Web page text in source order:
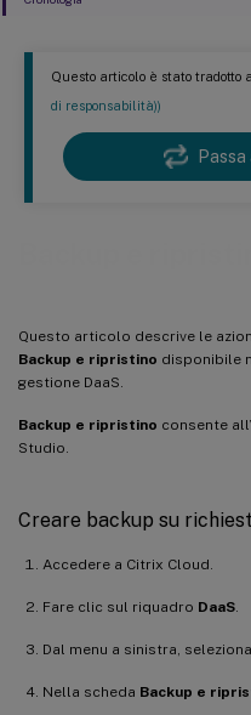
Questo articolo è stato
di responsabilità))
Questo articolo descrive le
Backup e ripristino disponibile
gestione DaaS.
Backup e ripristino consente
Studio.
Creare backup su
Accedere a Citrix Cloud.
Fare clic sul riquadro DaaS
Dal menu a sinistra,
Nella scheda Backup e